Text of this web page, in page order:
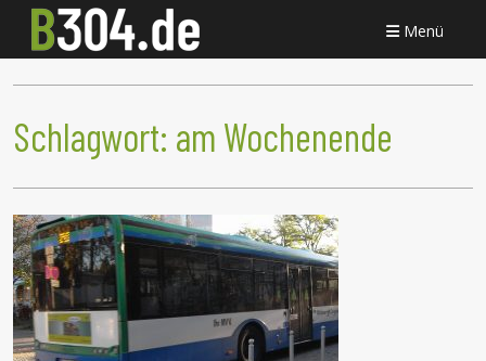
Menü
Schlagwort: am Wochenende